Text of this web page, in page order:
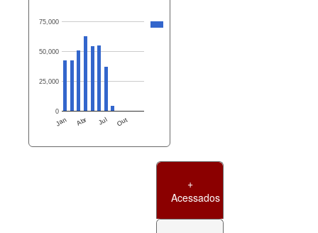
Jan Abr Jul Out
0
25,000
50,000
75,000
+
Acessados